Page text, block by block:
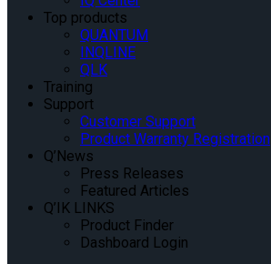
Top products
QUANTUM
INQLINE
QLK
Training
Support
Customer Support
Product Warranty Registration
Q’News
Press Releases
Featured Articles
Q’IK LINKS
Product Finder
Dashboard Login